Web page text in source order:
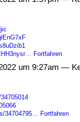
Fortfahren
um 9:27am —
34704795… Fortfahren